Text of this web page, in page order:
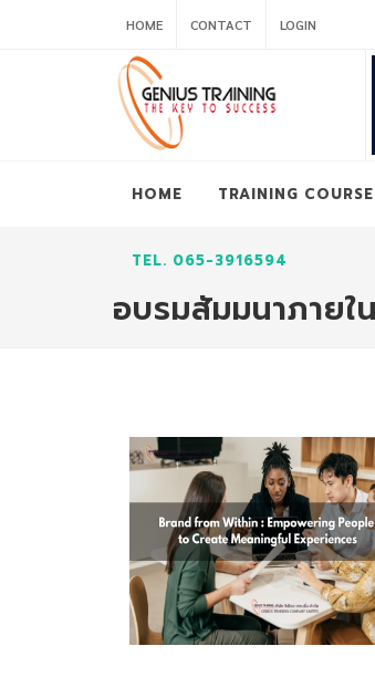
HOME CONTACT LOGIN
HOME TRAINING COURSE
TEL. 065-3916594
อบรมสัมมนาภายใ